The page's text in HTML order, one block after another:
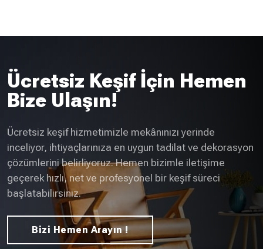
Ücretsiz Keşif İçin Hemen
Bize Ulaşın!
Ücretsiz keşif hizmetimizle mekânınızı yerinde
inceliyor, ihtiyaçlarınıza en uygun tadilat ve dekorasyon
çözümlerini belirliyoruz. Hemen bizimle iletişime
geçerek hızlı, net ve profesyonel bir keşif süreci
başlatabilirsiniz.
Bizi Hemen Arayın !